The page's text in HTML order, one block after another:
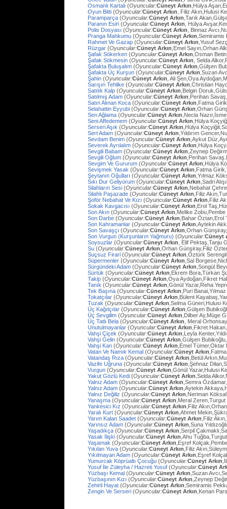
Osmanlı Kartalı (Oyuncular:Cüneyt Arkın ,Hülya
Oyun Bitti (Oyuncular:Cüneyt Arkın , Filiz Akın,Hulusi
Paramparça (Oyuncular:Cüneyt Arkın ,Tarık
Paranın Esiri (Oyuncular:Cüneyt Arkın , Hülya
Polis Dosyası (Oyuncular:Cüneyt Arkın , Binnaz
Pranga Mahkumu (Oyuncular:Cüneyt Arkın
Rahmet Ve Gazap (Oyuncular:Cüneyt Arkın ,Yusuf
Rüzgar (Oyuncular:Cüneyt Arkın ,Emel Sayın,Orhan
Şafak Sökerken (Oyuncular:Cüneyt Arkın ,Osman
Şafak Sökmesin (Oyuncular:Cüneyt Arkın , Selda
Şafakta Buluşalım (Oyuncular:Cüneyt Arkın ,Gülşen
Şafakta Üç Kurşun (Oyuncular:Cüneyt Arkın ,Suzan
Şahin (Oyuncular:Cüneyt Arkın , Ali Şen,Oya
Sarışın Tehlike (Oyuncular:Cüneyt Arkın ,Christian
Satılık Kalp (Oyuncular:Cüneyt Arkın ,Belgin
Satılmış Adam (Oyuncular:Cüneyt Arkın ,Perihan
Satın Alınan Koca (Oyuncular:Cüneyt Arkın ,Fatma
Selahattin Eyyubi (Oyuncular:Cüneyt Arkın ,Orhan
Sen Ağlama (Oyuncular:Cüneyt Arkın ,Necla
Seni Affedemem (Oyuncular:Cüneyt Arkın ,Hülya
Serseri Aşık (Oyuncular:Cüneyt Arkın ,Hülya
Sert Adam (Oyuncular:Cüneyt Arkın ,Yıldırım
Sevdam Benim (Oyuncular:Cüneyt Arkın ,Aykut
Severek Ayrılalım (Oyuncular:Cüneyt Arkın ,Hülya
Sevgili Babam (Oyuncular:Cüneyt Arkın ,Zeynep
Sevgili Oğlum (Oyuncular:Cüneyt Arkın ,Perihan
Sevgim Ve Gururum (Oyuncular:Cüneyt Arkın ,Hülya
Sevişmek Yasak (Oyuncular:Cüneyt Arkın ,Fatma
Şeytanın Oğulları (Oyuncular:Cüneyt Arkın ,Yılmaz
Sıkı Dur Geliyorum (Oyuncular:Cüneyt Arkın ,Sadri
Silahların Sesi (Oyuncular:Cüneyt Arkın ,Nebahat
Silahlı Paşazade (Oyuncular:Cüneyt Arkın ,Filiz
Şoför Nebahat Ve Kızı (Oyuncular:Cüneyt Arkın ,Filiz
Sokak Kavgacısı (Oyuncular:Cüneyt Arkın ,Erol
Son Akın (Oyuncular:Cüneyt Arkın ,Melike
Son Darbe (Oyuncular:Cüneyt Arkın ,Bahar Öztan,Erol
Son Kahramanlar (Oyuncular:Cüneyt Arkın ,Aytekin
Son Savaşçı (Oyuncular:Cüneyt Arkın ,Orhan
Son Vurgun (Kurşunların Yağmuru) (Oyuncular:Cüneyt
Soysuzlar (Oyuncular:Cüneyt Arkın , Elif Pektaş,Tanju
Su (Oyuncular:Cüneyt Arkın ,Orhan Günşiray,Filiz
Suçsuz Firari (Oyuncular:Cüneyt Arkın ,Öztürk
Süpermenler (Oyuncular:Cüneyt Arkın ,Sal
Sürgündeki Adam (Oyuncular:Cüneyt Arkın ,Songül
Sürtük (Oyuncular:Cüneyt Arkın ,Ekrem Bora,Türkan
Takip (Oyuncular:Cüneyt Arkın ,Oya Aydoğan,Fikret
Tanık (Oyuncular:Cüneyt Arkın ,Gönül Yazar,Reha
Tek Başına (Oyuncular:Cüneyt Arkın ,Puri
Tokatçılar (Oyuncular:Cüneyt Arkın ,Bülent
Tuzak (Oyuncular:Cüneyt Arkın ,Selma Güneri,Hulusi
Üç Kağıtçılar (Oyuncular:Cüneyt Arkın ,Gülşen
Üç Sevgilim (Oyuncular:Cüneyt Arkın ,Dilber Ay,Müge
Üç Tatlı Bela (Oyuncular:Cüneyt Arkın , Meral
Unutulmayanlar (Oyuncular:Cüneyt Arkın ,Fikret
Vahşi Çiçek (Oyuncular:Cüneyt Arkın ,Leyla
Vahşi Gelin (Oyuncular:Cüneyt Arkın ,Gülşen
Vahşi Kan (Oyuncular:Cüneyt Arkın ,Emel
Vatan Ve Namık Kemal (Oyuncular:Cüneyt Arkın
Vatandaş Rıza (Oyuncular:Cüneyt Arkın ,Betül
Vazife Uğruna (Oyuncular:Cüneyt Arkın ,Şehnaz
Vurgun (Oyuncular:Cüneyt Arkın ,Gönül Yazar,Hulusi
Yakut Gözlü Kedi (Oyuncular:Cüneyt Arkın ,Selda
Yalnız Adam (Oyuncular:Cüneyt Arkın ,Semra
Yalnız Adam (Oyuncular:Cüneyt Arkın ,Aytekin
Yalnız Değiliz (Oyuncular:Cüneyt Arkın ,Neriman
Yanaşma (Oyuncular:Cüneyt Arkın ,Meral
Yankesici Kız (Oyuncular:Cüneyt Arkın ,Filiz
Yaralı Kurt (Oyuncular:Cüneyt Arkın ,Ahmet
Yarım Kalan Saadet (Oyuncular:Cüneyt Arkın ,Filiz
Yarınsız Adam (Oyuncular:Cüneyt Arkın ,Suna
Yaşadıkça (Oyuncular:Cüneyt Arkın ,Serpil
Yasak İlişki (Oyuncular:Cüneyt Arkın ,Ahu
Yaşamak (Oyuncular:Cüneyt Arkın ,Eşref
Yıkılan Yuva (Oyuncular:Cüneyt Arkın ,Filiz
Yıkılmayan Adam (Oyuncular:Cüneyt Arkın ,Eşref
Yumurcak Köprüaltı Çocuğu (Oyuncular:Cüneyt Arkın
Yusuf İle Züleyha / Hazreti Yusuf (Oyuncular:Cüneyt
Yüzbaşı Kemal (Oyuncular:Cüneyt Arkın ,Suzan
Yüzbaşının Kızı (Oyuncular:Cüneyt Arkın ,Zeynep
Zehirli Hayat (Oyuncular:Cüneyt Arkın ,Semiramis
Zengin Ve Serseri (Oyuncular:Cüneyt Arkın ,Kenan